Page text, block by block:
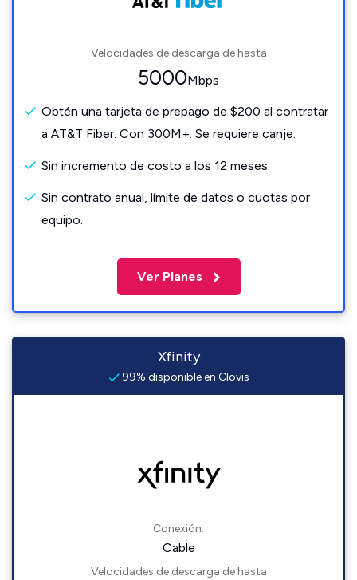
Velocidades de descarga de hasta
5000Mbps
Obtén una tarjeta de prepago de $200 al contratar
a AT&T Fiber. Con 300M+. Se requiere canje.
Sin incremento de costo a los 12 meses.
Sin contrato anual, límite de datos o cuotas por
equipo.
Ver Planes
Xfinity
99% disponible en Clovis
Conexión:
Cable
Velocidades de descarga de hasta